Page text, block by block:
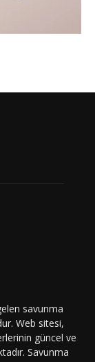
savunma
Web sitesi,
güncel ve
Savunma